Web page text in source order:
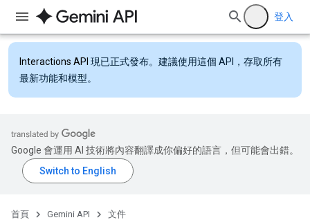
登入
Interactions API 現已正式發布。建議使用這個 API，存取所有
最新功能和模型。
Google 會運用 AI 技術將內容翻譯成你偏好的語言，但可能會出錯。
首頁 Gemini API 文件